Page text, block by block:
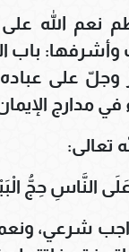
نعم الله
وأشرفها: باب
وجلّ على
في مدارج
تعالى:
النَّاسِ حِجُّ
شرعي، ونعمة